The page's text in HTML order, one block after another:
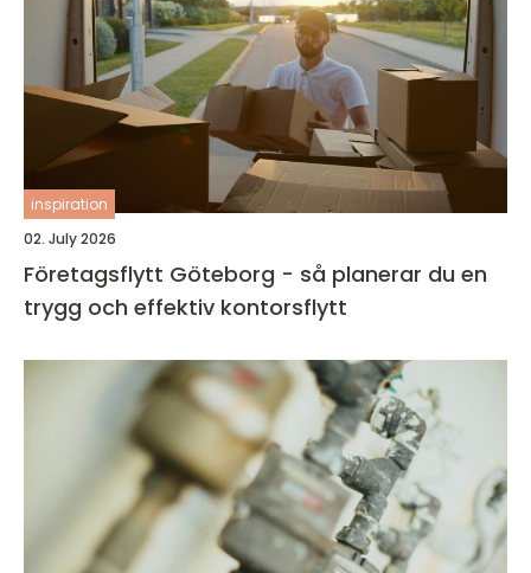
inspiration
02. July 2026
Företagsflytt Göteborg - så planerar du en
trygg och effektiv kontorsflytt